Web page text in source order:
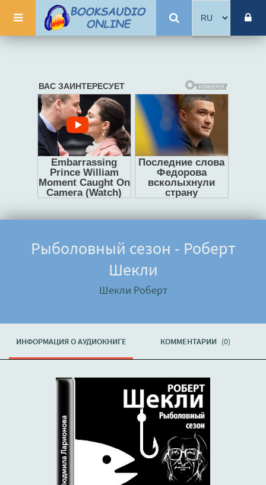
Рыболовный сезон - Роберт
Шекли
Шекли Роберт
ИНФОРМАЦИЯ О АУДИОКНИГЕ КОММЕНТАРИИ (0)